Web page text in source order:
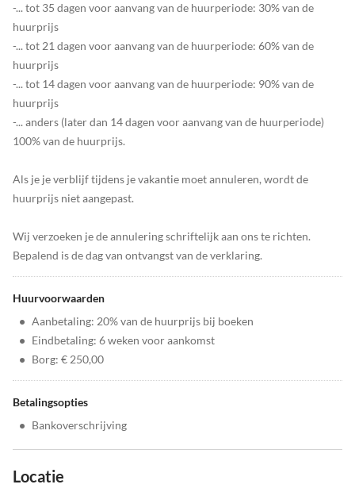
-... tot 35 dagen voor aanvang van de huurperiode: 30% van de
huurprijs
-... tot 21 dagen voor aanvang van de huurperiode: 60% van de
huurprijs
-... tot 14 dagen voor aanvang van de huurperiode: 90% van de
huurprijs
-... anders (later dan 14 dagen voor aanvang van de huurperiode)
100% van de huurprijs.
Als je je verblijf tijdens je vakantie moet annuleren, wordt de
huurprijs niet aangepast.
Wij verzoeken je de annulering schriftelijk aan ons te richten.
Bepalend is de dag van ontvangst van de verklaring.
Huurvoorwaarden
• Aanbetaling: 20% van de huurprijs bij boeken
• Eindbetaling: 6 weken voor aankomst
• Borg: € 250,00
Betalingsopties
• Bankoverschrijving
Locatie